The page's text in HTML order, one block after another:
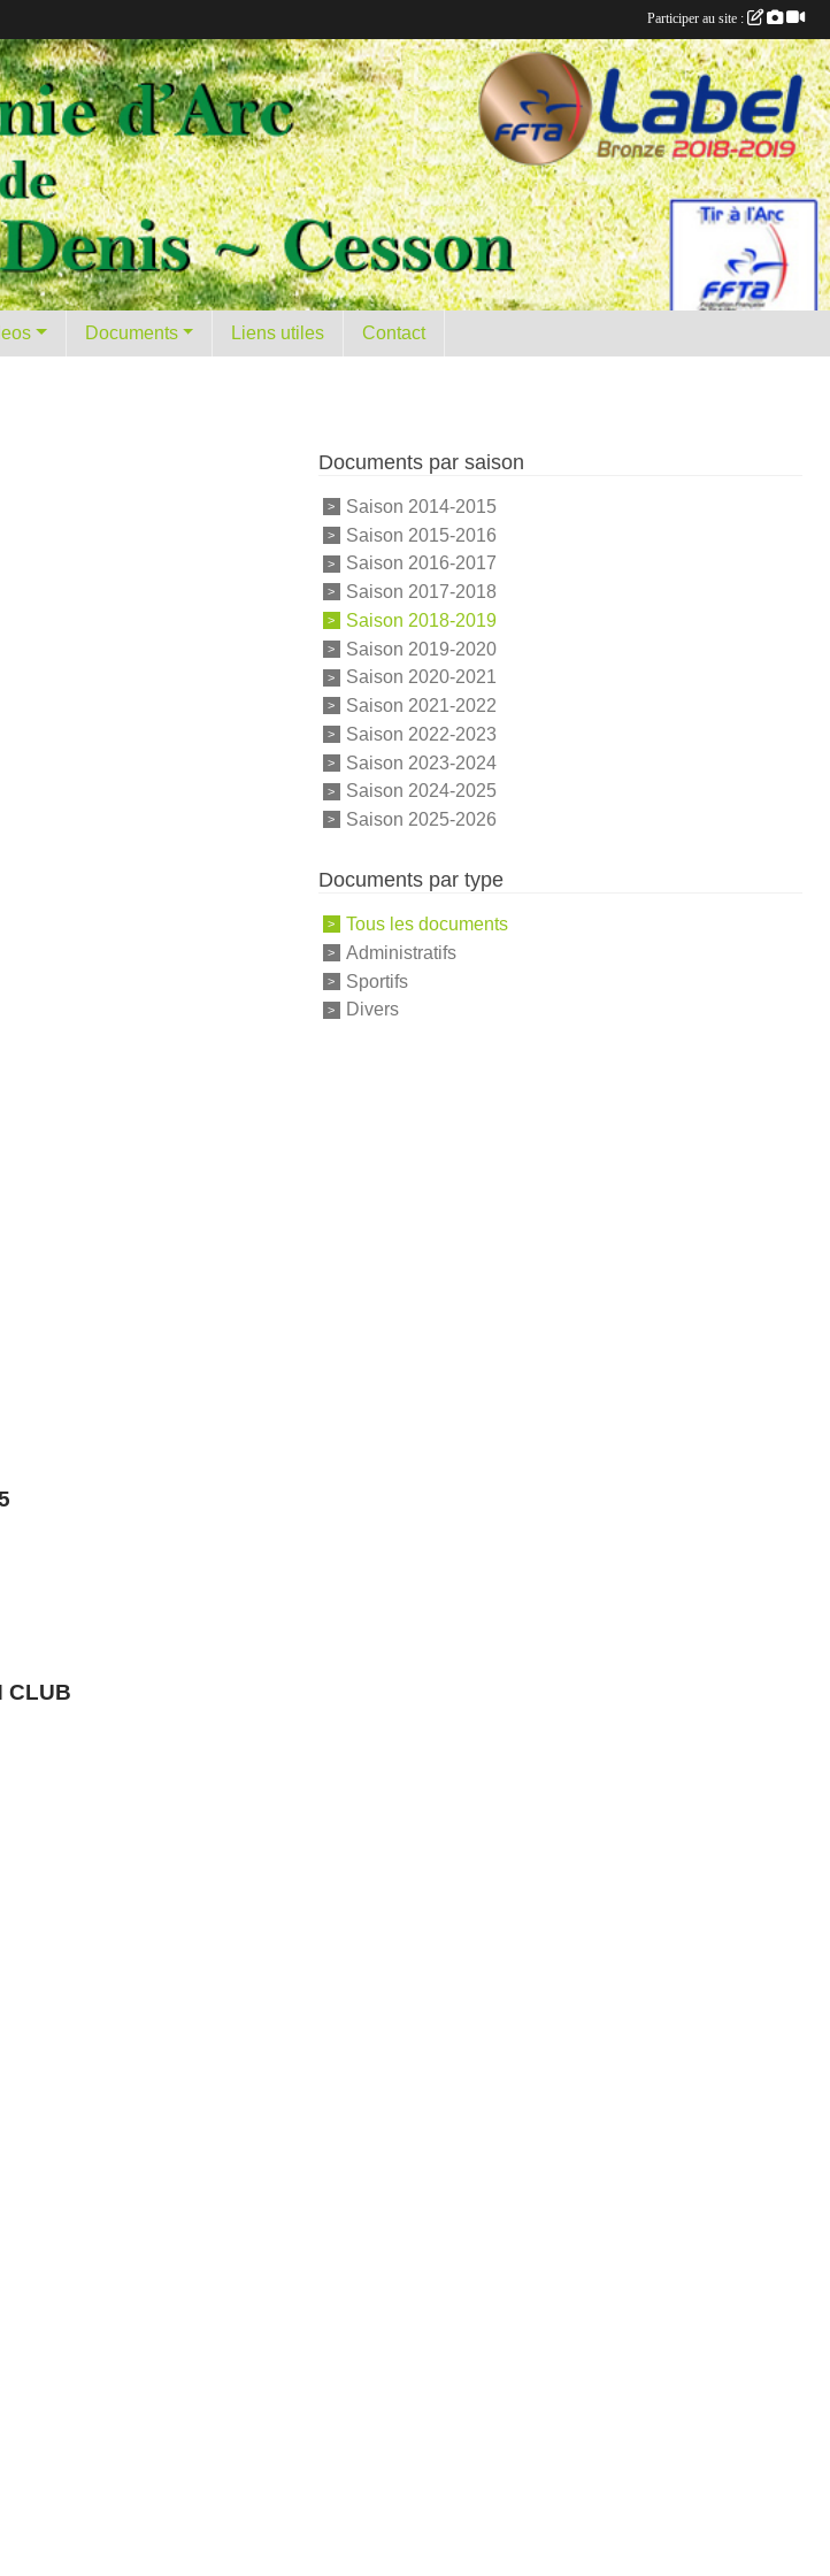
Documents Liens utiles Contact
CLUB
Documents par saison
Saison 2014-2015
Saison 2015-2016
Saison 2016-2017
Saison 2017-2018
Saison 2018-2019
Saison 2019-2020
Saison 2020-2021
Saison 2021-2022
Saison 2022-2023
Saison 2023-2024
Saison 2024-2025
Saison 2025-2026
Documents par type
Tous les documents
Administratifs
Sportifs
Divers
Participer au site :